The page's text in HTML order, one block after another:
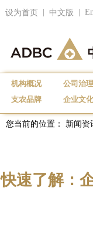
设为首页 中文版
机构概况 公司治理
支农品牌
企业文
您当前的位置： 新闻资
快速了解：